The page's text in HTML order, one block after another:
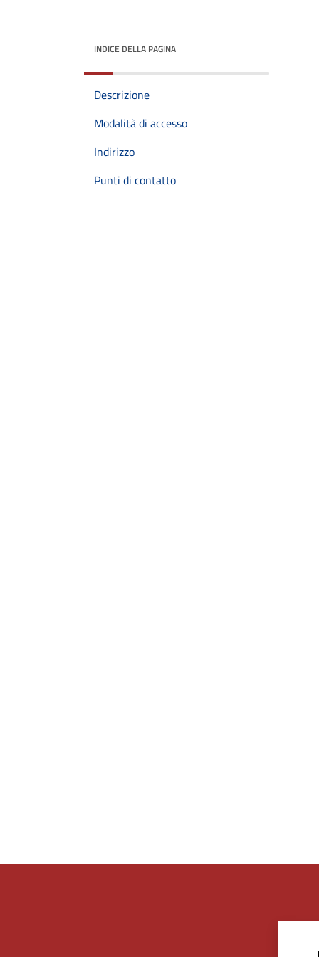
INDICE DELLA PAGINA
Descrizione
Modalità di accesso
Indirizzo
Punti di contatto